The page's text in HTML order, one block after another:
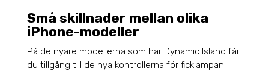
Små skillnader mellan olika
iPhone-modeller
På de nyare modellerna som har Dynamic Island får
du tillgång till de nya kontrollerna för ficklampan.